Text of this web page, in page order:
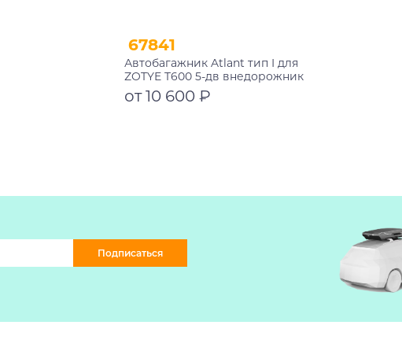
67841
Автобагажник Atlant тип I для
ZOTYE T600 5-дв внедорожник
2013-2021 рейлинги черные дуги
910/910 мм 10002+11115+11115
от 10 600 ₽
Подписаться